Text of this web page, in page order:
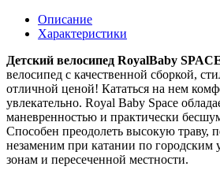
Описание
Характеристики
Детский велосипед RoyalBaby
велосипед с качественной сборкой,
отличной ценой! Кататься на нем
увлекательно. Royal Baby Space
маневренностью и практически
Способен преодолеть высокую траву,
незаменим при катании по городским
зонам и пересеченной местности.